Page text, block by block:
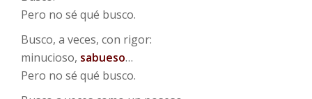
Pero no sé qué busco.
Busco, a veces, con rigor:
minucioso, sabueso…
Pero no sé qué busco.